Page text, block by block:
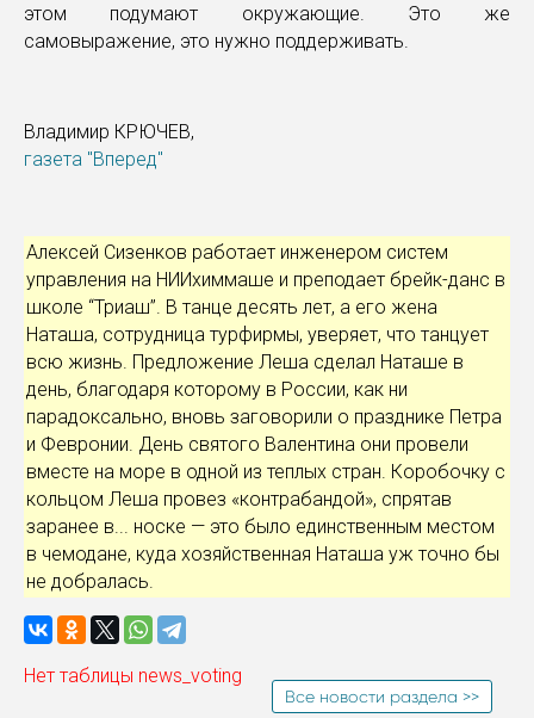
этом подумают окружающие. Это же
самовыражение, это нужно поддерживать.
Владимир КРЮЧЕВ,
газета "Вперед"
Алексей Сизенков работает инженером систем
управления на НИИхиммаше и преподает брейк-данс в
школе “Триаш”. В танце десять лет, а его жена
Наташа, сотрудница турфирмы, уверяет, что танцует
всю жизнь. Предложение Леша сделал Наташе в
день, благодаря которому в России, как ни
парадоксально, вновь заговорили о празднике Петра
и Февронии. День святого Валентина они провели
вместе на море в одной из теплых стран. Коробочку с
кольцом Леша провез «контрабандой», спрятав
заранее в... носке — это было единственным местом
в чемодане, куда хозяйственная Наташа уж точно бы
не добралась.
Нет таблицы news_voting
Все новости раздела >>